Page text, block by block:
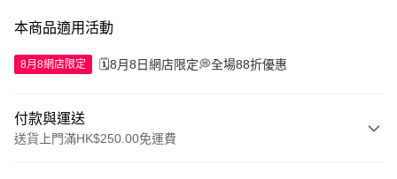
本商品適用活動
8月8網店限定 🗓️8月8日網店限定💭全場88折優惠
付款與運送
送貨上門滿HK$250.00免運費